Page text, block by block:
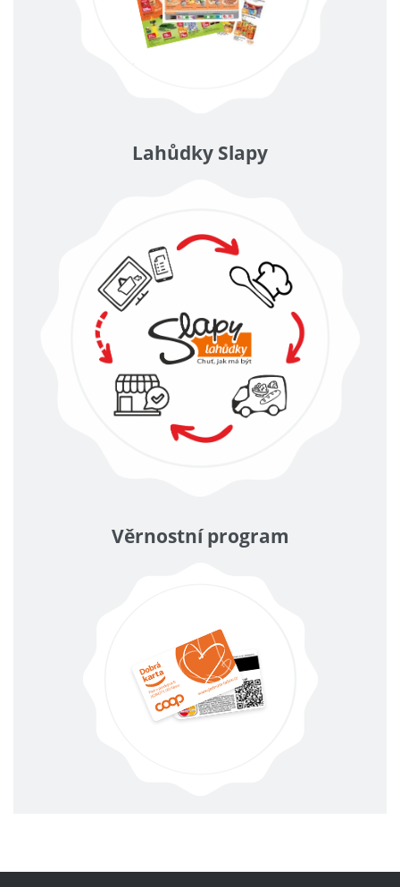
Lahůdky Slapy
Věrnostní program